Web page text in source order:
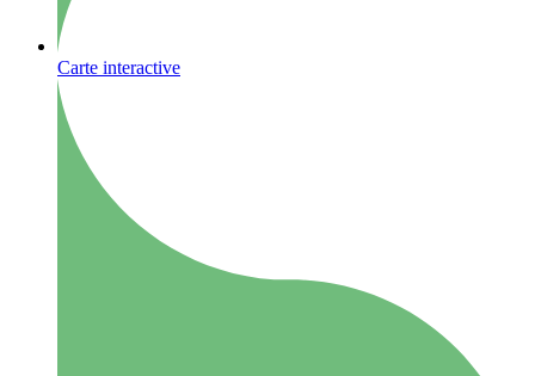
Carte interactive